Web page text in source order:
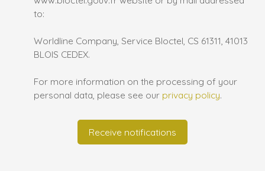
to:
Worldline Company, Service Bloctel, CS 61311, 41013
BLOIS CEDEX.
For more information on the processing of your
personal data, please see our privacy policy.
Receive notifications